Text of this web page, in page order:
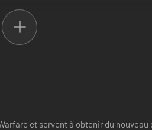
et servent à obtenir du nouveau